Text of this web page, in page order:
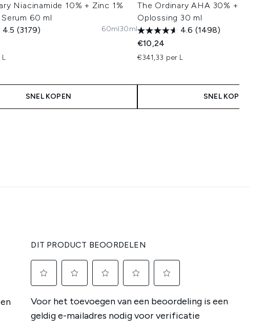
Niacinamide 10% + Zinc 1%
60 ml
4.5 (3179)
L
60ml30ml
SNEL KOPEN
The Ordinary AHA 30% + BHA
Oplossing 30 ml
4.6 (1498)
€10,24
€341,33 per L
SNEL KOPEN